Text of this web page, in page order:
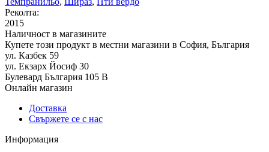
Реколта:
2015
Наличност в магазините
Купете този продукт в местни магазини в София, България
ул. Казбек 59
ул. Екзарх Йосиф 30
Булевард България 105 В
Онлайн магазин
Доставка
Свържете се с нас
Информация